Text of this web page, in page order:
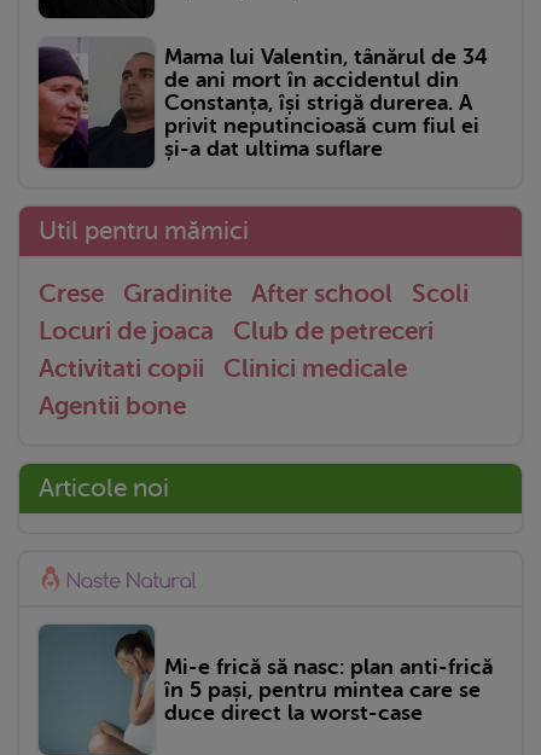
Mama lui Valentin, tânărul de 34
de ani mort în accidentul din
Constanța, își strigă durerea. A
privit neputincioasă cum fiul ei
și-a dat ultima suflare
Util pentru mămici
Crese Gradinite After school
Scoli
Locuri de joaca
Club de petreceri
Activitati copii
Clinici medicale
Agentii bone
Articole noi
Mi-e frică să nasc: plan anti-frică
în 5 pași, pentru mintea care se
duce direct la worst-case